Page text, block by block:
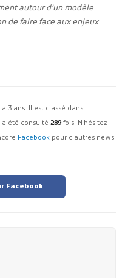
autour d’un modèle
de faire face aux enjeux
3 ans. Il est classé dans :
a été consulté 289 fois. N'hésitez
Facebook pour d'autres news.
Facebook